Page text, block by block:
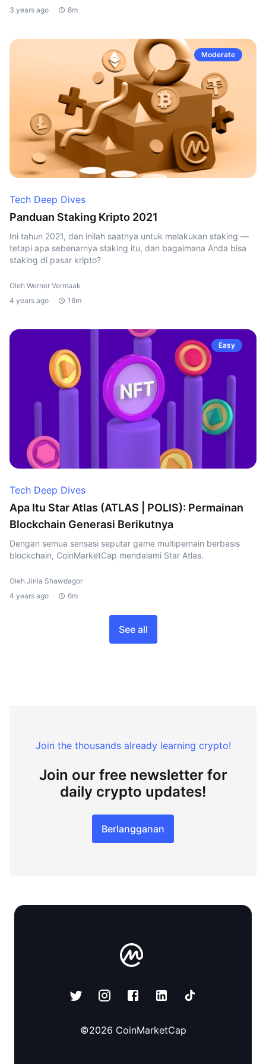
3 years ago
8m
Moderate
Tech Deep Dives
Panduan Staking Kripto 2021
Ini tahun 2021, dan inilah saatnya untuk melakukan staking —
tetapi apa sebenarnya staking itu, dan bagaimana Anda bisa
staking di pasar kripto?
Oleh Werner Vermaak
4 years ago
16m
Easy
Tech Deep Dives
Apa Itu Star Atlas (ATLAS | POLIS): Permainan
Blockchain Generasi Berikutnya
Dengan semua sensasi seputar game multipemain berbasis
blockchain, CoinMarketCap mendalami Star Atlas.
Oleh Jinia Shawdagor
4 years ago
6m
See all
Join the thousands already learning crypto!
Join our free newsletter for
daily crypto updates!
Berlangganan
©2026 CoinMarketCap